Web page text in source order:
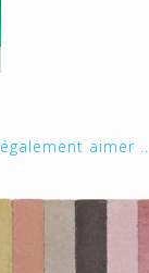
aimer ...